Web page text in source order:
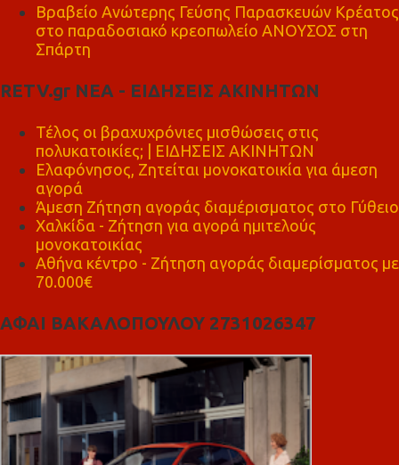
Βραβείο Ανώτερης Γεύσης Παρασκευών Κρέατος
στο παραδοσιακό κρεοπωλείο ΑΝΟΥΣΟΣ στη
Σπάρτη
RETV.gr ΝΕΑ - ΕΙΔΗΣΕΙΣ ΑΚΙΝΗΤΩΝ
Τέλος οι βραχυχρόνιες μισθώσεις στις
πολυκατοικίες; | ΕΙΔΗΣΕΙΣ ΑΚΙΝΗΤΩΝ
Ελαφόνησος, Ζητείται μονοκατοικία για άμεση
αγορά
Άμεση Ζήτηση αγοράς διαμέρισματος στο Γύθειο
Χαλκίδα - Ζήτηση για αγορά ημιτελούς
μονοκατοικίας
Αθήνα κέντρο - Ζήτηση αγοράς διαμερίσματος με
70.000€
ΑΦΑΙ ΒΑΚΑΛΟΠΟΥΛΟΥ 2731026347